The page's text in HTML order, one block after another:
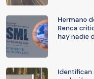
Hermano
Renca
hay nadie
Identifican